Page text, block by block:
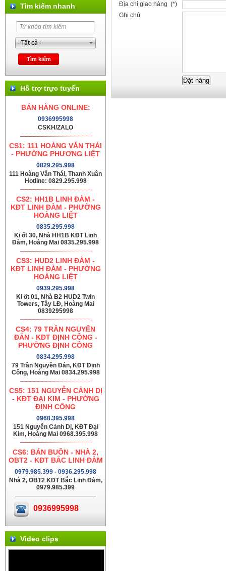
Tìm kiếm nhanh
Hỗ trợ trực tuyến
BÁN HÀNG ONLINE:
0936995998
CSKH/ZALO
CS1: 111 HOÀNG VĂN THÁI
- PHƯỜNG PHƯƠNG LIỆT
0829.295.998
111 Hoàng Văn Thái, Thanh Xuân
Hotline: 0829.295.998
CS2: HH1B LINH ĐÀM -
KĐT LINH ĐÀM - PHƯỜNG
HOÀNG LIỆT
0835.295.998
Ki ốt 30, Nhà HH1B KĐT Linh
Đàm, Hoàng Mai 0835.295.998
CS3: HUD2 LINH ĐÀM -
KĐT LINH ĐÀM - PHƯỜNG
HOÀNG LIỆT
0939.295.998
Ki ốt 01, Nhà B2 HUD2 Twin
Towers, Tây LĐ, Hoàng Mai
0839295998
CS4: 79 TRẦN NGUYÊN
ĐÁN - KĐT ĐỊNH CÔNG -
PHƯỜNG ĐỊNH CÔNG
0834.295.998
79 Trần Nguyên Đán, KĐT Định
Công, Hoàng Mai 0834.295.998
CS5: 151 NGUYỄN CẢNH DỊ
- KĐT ĐẠI KIM - PHƯỜNG
ĐỊNH CÔNG
0968.395.998
151 Nguyễn Cảnh Dị, KĐT Đại
Kim, Hoàng Mai 0968.395.998
CS6: BÁN BUÔN - NHÀ 2,
OBT2 - KĐT BẮC LINH ĐÀM
0979.985.399 - 0936.295.998
Nhà 2, OBT2 KĐT Bắc Linh Đàm,
0979.985.399
0936995998
Video clips
Địa chỉ giao hàng (*)
Ghi chú